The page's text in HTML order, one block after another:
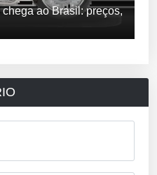
ao Brasil: preços,